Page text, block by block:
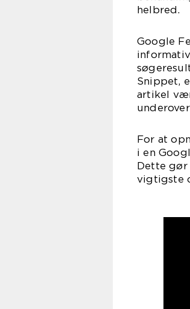
helbred.
Google
Snippet,
artikel
For at
i en
Dette gør
vigtigste